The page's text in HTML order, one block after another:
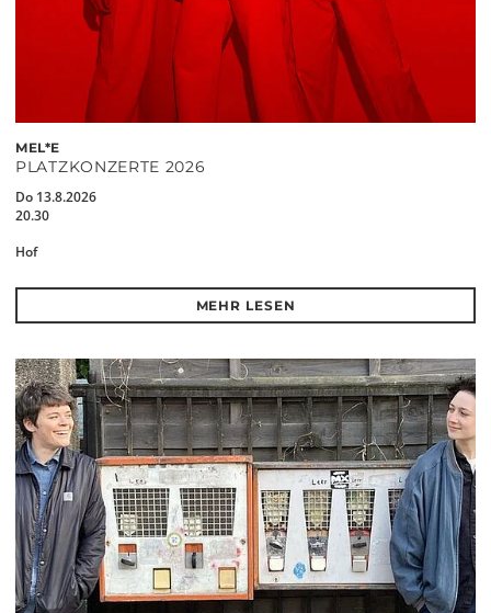
MEL*E
PLATZKONZERTE 2026
Do 13.8.2026
20.30
Hof
MEHR LESEN